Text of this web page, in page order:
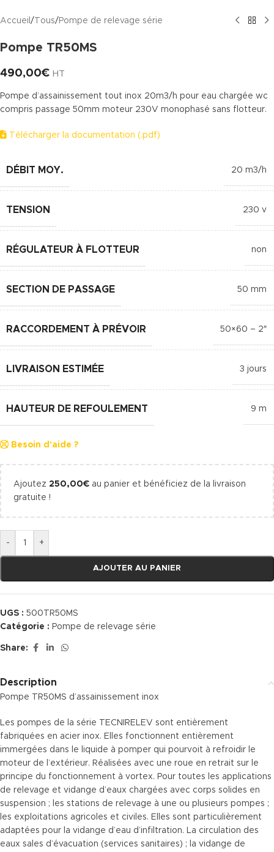
Accueil /Tous/ Pompe de relevage série
Pompe TR50MS
490,00€ HT
Pompe d’assainissement tout inox 20m3/h pour eau chargée wc
compris passage 50mm moteur 230V monophasé sans flotteur.
Télécharger la documentation (.pdf)
DÉBIT MOY. 20 m3/h
TENSION 230 v
RÉGULATEUR À FLOTTEUR non
SECTION DE PASSAGE 50 mm
RACCORDEMENT À PRÉVOIR 50×60 – 2″
LIVRAISON ESTIMÉE 3 jours
HAUTEUR DE REFOULEMENT 9 m
Besoin d'aide ?
Ajoutez 250,00€ au panier et bénéficiez de la livraison
gratuite !
- +
AJOUTER AU PANIER
UGS : 500TR50MS
Catégorie : Pompe de relevage série
Share:
Description
Pompe TR50MS d’assainissement inox
Les pompes de la série TECNIRELEV sont entièrement
fabriquées en acier inox. Elles fonctionnent entièrement
immergées dans le liquide à pomper qui pourvoit à refroidir le
moteur de l’extérieur. Réalisées avec une roue en retrait sur le
principe du fonctionnement à vortex. Pour toutes les applications
de relevage et vidange d’eaux chargées avec corps solides en
suspension ; les stations de relevage à une ou plusieurs pompes ;
les exploitations agricoles et civiles. Elles sont particulièrement
adaptées pour la vidange d’eau d’infiltration. La circulation des
eaux sales d’évacuation (services sanitaires) ; la vidange de